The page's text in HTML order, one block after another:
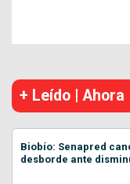
+ Leído | Ahora
Biobío: Senapred
desborde ante